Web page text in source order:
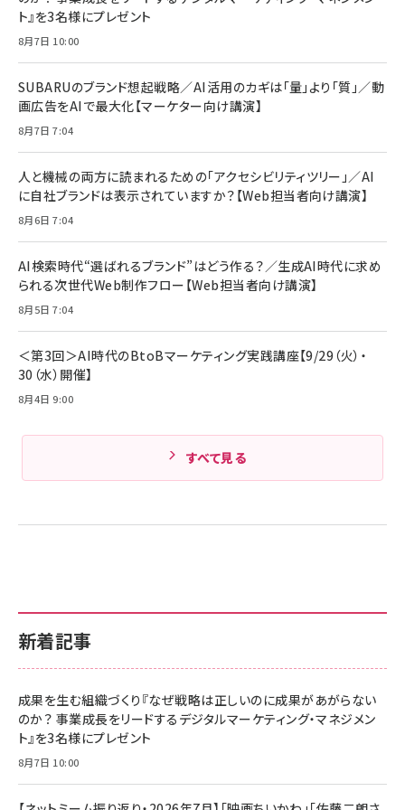
anan(アンアン)2026/07/08号 No.2502[2026
￥880
ママ投資家が育休中に１億貯めた株式投資
組織の成果を最大化する ルールのデザイン
￥1,980
Amazonランキングをもっと見る
￥6,980
全ワイヤレスイヤホン/アクティブノイズキャンセリ
技術基準適合】ブラック
￥5,990
ケーブル Anker絡まないケーブル 240W 結束バン
ド付き USB PD対応 シリコン素材採用 iPhone
17 / 16 / 15 / Galaxy iPad Pro MacBook
Pro/Air 各種対応 (1.8m ミッドナイトブラック)
￥1,890
Anker PowerLine III Flow USB-C & USB-C
Pro/Air 各種対応 (1.8m ミッドナイトブラック)
￥1,890
サッポロ 生ビール 黒ラベル 350ml 缶 24本 ビー
ル ケース買い【6/30応募〆切! 黒ラベルビヤセラー
￥4,857
新着記事
成果を生む組織づくり『なぜ戦略は正しいのに成果があがらない
のか？ 事業成長をリードするデジタルマーケティング・マネジメン
ト』を3名様にプレゼント
8月7日 10:00
ト』を3名様にプレゼント
8月7日 10:00
SUBARUのブランド想起戦略／AI活用のカギは「量」より「質」／動
画広告をAIで最大化【マーケター向け講演】
8月7日 7:04
人と機械の両方に読まれるための「アクセシビリティツリー」／AI
に自社ブランドは表示されていますか？【Web担当者向け講演】
8月6日 7:04
AI検索時代“選ばれるブランド”はどう作る？／生成AI時代に求め
られる次世代Web制作フロー【Web担当者向け講演】
8月5日 7:04
＜第3回＞AI時代のBtoBマーケティング実践講座【9/29（火）・
30（水）開催】
8月4日 9:00
すべて見る